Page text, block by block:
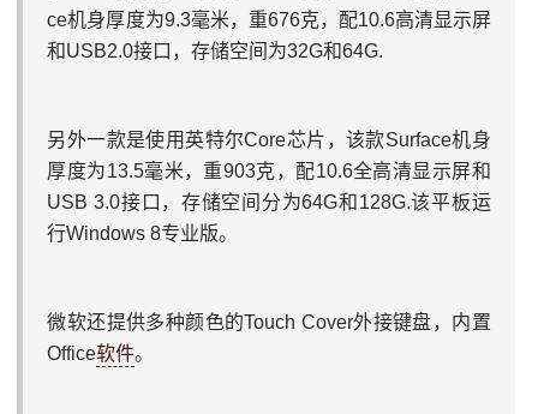
ce机身厚度为9.3毫米，重676克，配10.6高清显示屏
和USB2.0接口，存储空间为32G和64G.
另外一款是使用英特尔Core芯片，该款Surface机身
厚度为13.5毫米，重903克，配10.6全高清显示屏和
USB 3.0接口，存储空间分为64G和128G.该平板运
行Windows 8专业版。
微软还提供多种颜色的Touch Cover外接键盘，内置
Office软件。